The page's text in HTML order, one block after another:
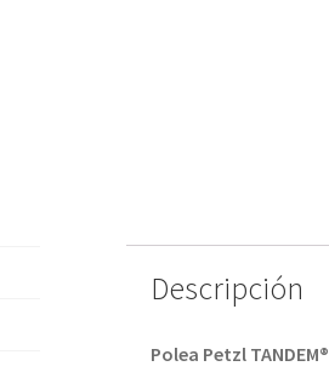
Descripción
Polea Petzl TANDEM®